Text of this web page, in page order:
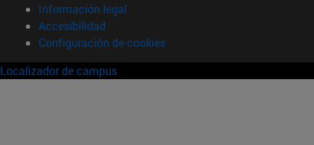
Información legal
Accesibilidad
Configuración de cookies
Localizador de campus